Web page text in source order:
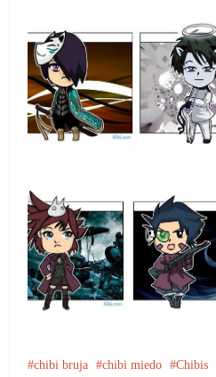
chibi bruja chibi miedo Chibis